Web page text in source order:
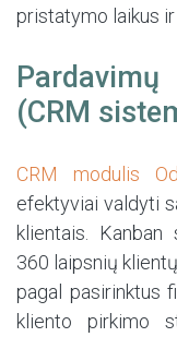
pristatymo laikus
(CRM
CRM modulis
efektyviai valdyti
klientais.
360 laipsnių
pagal pasirinktus
kliento pirkimo